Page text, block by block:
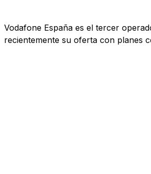
Vodafone España es el tercer
recientemente su oferta con planes